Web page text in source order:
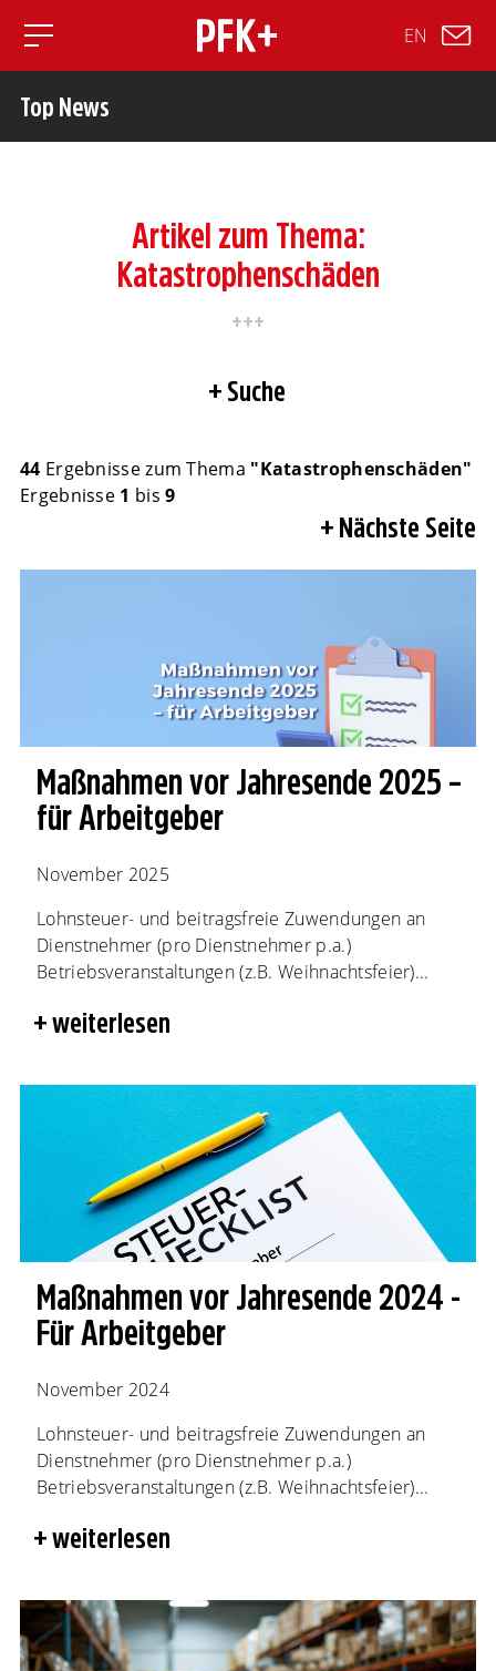
Toggle mobile navigation
EN
Top News
Artikel zum Thema:
Katastrophenschäden
Suche
44 Ergebnisse zum Thema "Katastrophenschäden"
Ergebnisse 1 bis9
Nächste Seite
Maßnahmen vor Jahresende 2025 –
für Arbeitgeber
November 2025
Lohnsteuer- und beitragsfreie Zuwendungen an
Dienstnehmer (pro Dienstnehmer p.a.)
Betriebsveranstaltungen (z.B. Weihnachtsfeier)...
weiterlesen
Maßnahmen vor Jahresende 2024 -
Für Arbeitgeber
November 2024
Lohnsteuer- und beitragsfreie Zuwendungen an
Dienstnehmer (pro Dienstnehmer p.a.)
Betriebsveranstaltungen (z.B. Weihnachtsfeier)...
weiterlesen